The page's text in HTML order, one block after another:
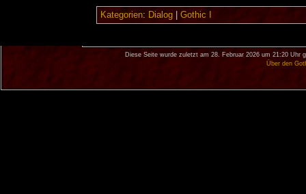
Kategorien: Dialog| Gothic I
Diese Seite wurde zuletzt am 28. Februar 2026 um 21:20 Uhr
Über den